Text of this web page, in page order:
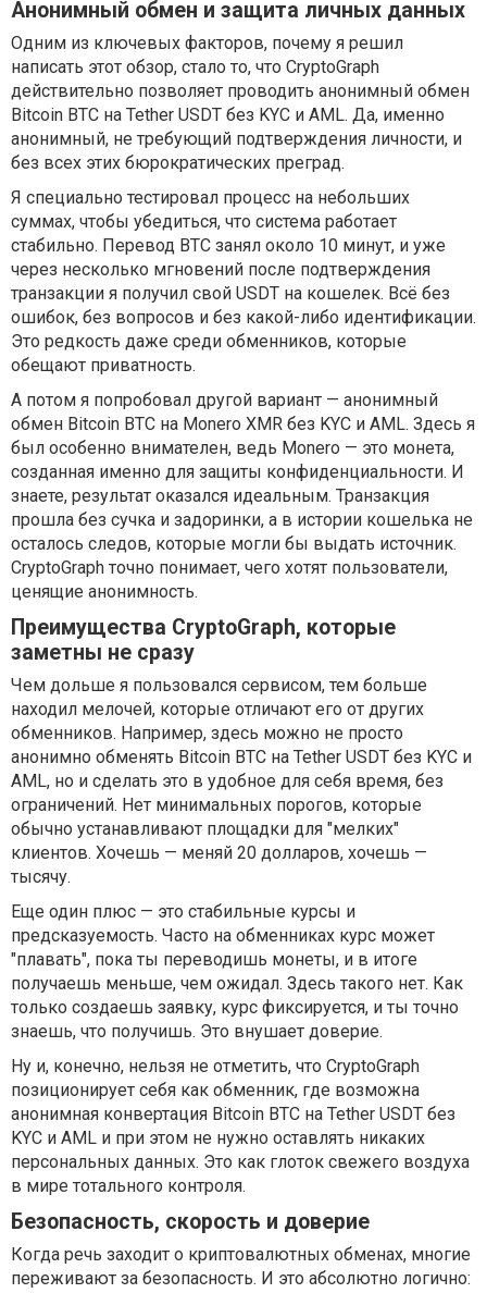
Анонимный обмен и защита личных данных
Одним из ключевых факторов, почему я решил
написать этот обзор, стало то, что CryptoGraph
действительно позволяет проводить анонимный обмен
Bitcoin BTC на Tether USDT без KYC и AML. Да, именно
анонимный, не требующий подтверждения личности, и
без всех этих бюрократических преград.
Я специально тестировал процесс на небольших
суммах, чтобы убедиться, что система работает
стабильно. Перевод BTC занял около 10 минут, и уже
через несколько мгновений после подтверждения
транзакции я получил свой USDT на кошелек. Всё без
ошибок, без вопросов и без какой-либо идентификации.
Это редкость даже среди обменников, которые
обещают приватность.
А потом я попробовал другой вариант — анонимный
обмен Bitcoin BTC на Monero XMR без KYC и AML. Здесь я
был особенно внимателен, ведь Monero — это монета,
созданная именно для защиты конфиденциальности. И
знаете, результат оказался идеальным. Транзакция
прошла без сучка и задоринки, а в истории кошелька не
осталось следов, которые могли бы выдать источник.
CryptoGraph точно понимает, чего хотят пользователи,
ценящие анонимность.
Преимущества CryptoGraph, которые
заметны не сразу
Чем дольше я пользовался сервисом, тем больше
находил мелочей, которые отличают его от других
обменников. Например, здесь можно не просто
анонимно обменять Bitcoin BTC на Tether USDT без KYC и
AML, но и сделать это в удобное для себя время, без
ограничений. Нет минимальных порогов, которые
обычно устанавливают площадки для "мелких"
клиентов. Хочешь — меняй 20 долларов, хочешь —
тысячу.
Еще один плюс — это стабильные курсы и
предсказуемость. Часто на обменниках курс может
"плавать", пока ты переводишь монеты, и в итоге
получаешь меньше, чем ожидал. Здесь такого нет. Как
только создаешь заявку, курс фиксируется, и ты точно
знаешь, что получишь. Это внушает доверие.
Ну и, конечно, нельзя не отметить, что CryptoGraph
позиционирует себя как обменник, где возможна
анонимная конвертация Bitcoin BTC на Tether USDT без
KYC и AML и при этом не нужно оставлять никаких
персональных данных. Это как глоток свежего воздуха
в мире тотального контроля.
Безопасность, скорость и доверие
Когда речь заходит о криптовалютных обменах, многие
переживают за безопасность. И это абсолютно логично: